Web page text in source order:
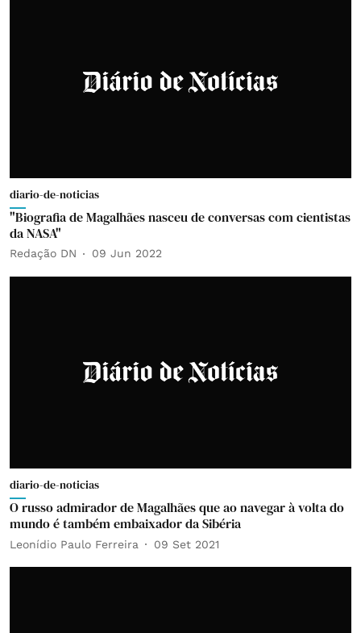
diario-de-noticias
"Biografia de Magalhães nasceu de conversas com cientistas
da NASA"
Redação DN 09 Jun 2022
diario-de-noticias
O russo admirador de Magalhães que ao navegar à volta do
mundo é também embaixador da Sibéria
Leonídio Paulo Ferreira 09 Set 2021